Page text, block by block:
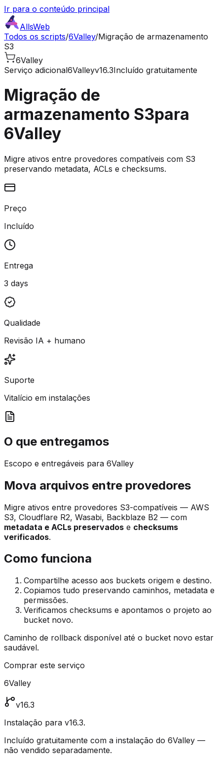
Ir para o conteúdo principal
AllsWeb
Todos os scripts/6Valley/Migração de armazenamento
S3
6Valley
Serviço adicional6Valleyv16.3Incluído gratuitamente
Migração de
armazenamento S3para
6Valley
Migre ativos entre provedores compatíveis com S3
preservando metadata, ACLs e checksums.
Preço
Incluído
Entrega
3 days
Qualidade
Revisão IA + humano
Suporte
Vitalício em instalações
O que entregamos
Escopo e entregáveis para 6Valley
Mova arquivos entre provedores
Migre ativos entre provedores S3-compatíveis — AWS
S3, Cloudflare R2, Wasabi, Backblaze B2 — com
metadata e ACLs preservados e checksums
verificados.
Como funciona
Compartilhe acesso aos buckets origem e destino.
Copiamos tudo preservando caminhos, metadata e
permissões.
Verificamos checksums e apontamos o projeto ao
bucket novo.
Caminho de rollback disponível até o bucket novo estar
saudável.
Comprar este serviço
6Valley
v16.3
Instalação para v16.3.
Incluído gratuitamente com a instalação do 6Valley —
não vendido separadamente.